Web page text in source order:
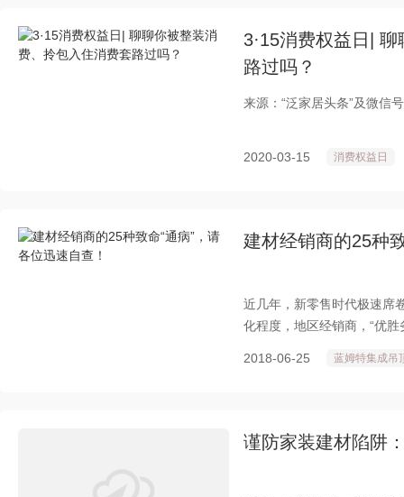
3·15消费权益日|
路过吗？
来源：“泛家居头条”及微信
2020-03-15 消费权益日
建材经销商的25种
近几年，新零售时代极速席
化程度，地区经销商，“优
2018-06-25 蓝姆特集成吊
谨防家装建材陷阱